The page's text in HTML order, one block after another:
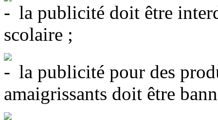
la publicité doit être
scolaire ;
la publicité pour des
amaigrissants doit être